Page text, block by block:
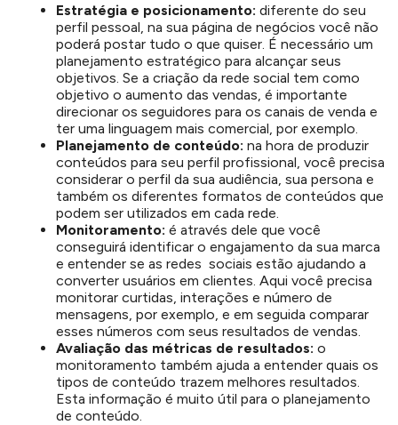
Estratégia e posicionamento: diferente do seu
perfil pessoal, na sua página de negócios você não
poderá postar tudo o que quiser. É necessário um
planejamento estratégico para alcançar seus
objetivos. Se a criação da rede social tem como
objetivo o aumento das vendas, é importante
direcionar os seguidores para os canais de venda e
ter uma linguagem mais comercial, por exemplo.
Planejamento de conteúdo: na hora de produzir
conteúdos para seu perfil profissional, você precisa
considerar o perfil da sua audiência, sua persona e
também os diferentes formatos de conteúdos que
podem ser utilizados em cada rede.
Monitoramento: é através dele que você
conseguirá identificar o engajamento da sua marca
e entender se as redes sociais estão ajudando a
converter usuários em clientes. Aqui você precisa
monitorar curtidas, interações e número de
mensagens, por exemplo, e em seguida comparar
esses números com seus resultados de vendas.
Avaliação das métricas de resultados: o
monitoramento também ajuda a entender quais os
tipos de conteúdo trazem melhores resultados.
Esta informação é muito útil para o planejamento
de conteúdo.